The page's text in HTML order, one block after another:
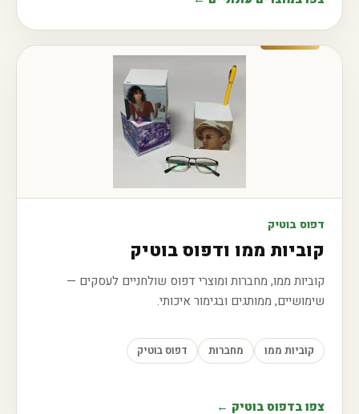
דפוס בוטיק
קוביות ממו ודפוס בוטיק
קוביות ממו, מחברות ומוצרי דפוס שולחניים לעסקים —
שימושיים, ממותגים ובגימור איכותי.
קוביות ממו מחברות דפוס בוטיק
צפו בדפוס בוטיק ←